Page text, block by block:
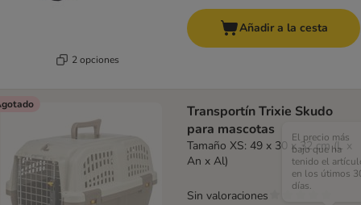
2 opciones
Añadir a la cesta
Transportín Trixie Skudo
para mascotas
Tamaño XS: 49 x 30 x 32 cm (L x
An x Al)
El precio más
bajo que ha
tenido el
en los útimos
días.
Sin valoraciones